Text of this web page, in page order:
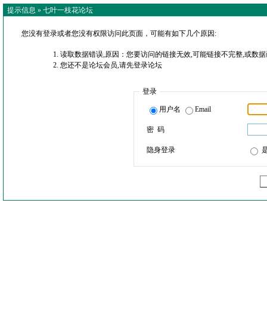
提示信息 » 七叶一枝花论坛
您没有登录或者您没有权限访问此页面，可能有如下几个原因:
读取数据错误,原因：您要访问的链接无效,可能链接不完整,或数
您还不是论坛会员,请先登录论坛
登录
用户名 Email
密 码
隐身登录